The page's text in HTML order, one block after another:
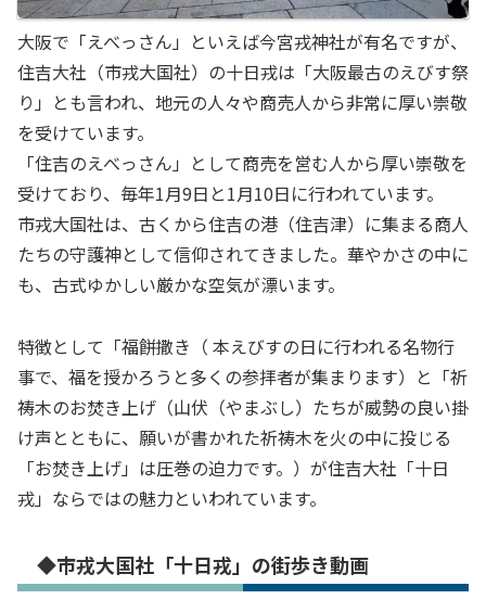
大阪で「えべっさん」といえば今宮戎神社が有名ですが、
住吉大社（市戎大国社）の十日戎は「大阪最古のえびす祭
り」とも言われ、地元の人々や商売人から非常に厚い崇敬
を受けています。
「住吉のえべっさん」として商売を営む人から厚い崇敬を
受けており、毎年1月9日と1月10日に行われています。
市戎大国社は、古くから住吉の港（住吉津）に集まる商人
たちの守護神として信仰されてきました。華やかさの中に
も、古式ゆかしい厳かな空気が漂います。
特徴として「福餅撒き（ 本えびすの日に行われる名物行
事で、福を授かろうと多くの参拝者が集まります）と「祈
祷木のお焚き上げ（山伏（やまぶし）たちが威勢の良い掛
け声とともに、願いが書かれた祈祷木を火の中に投じる
「お焚き上げ」は圧巻の迫力です。）が住吉大社「十日
戎」ならではの魅力といわれています。
◆市戎大国社「十日戎」の街歩き動画